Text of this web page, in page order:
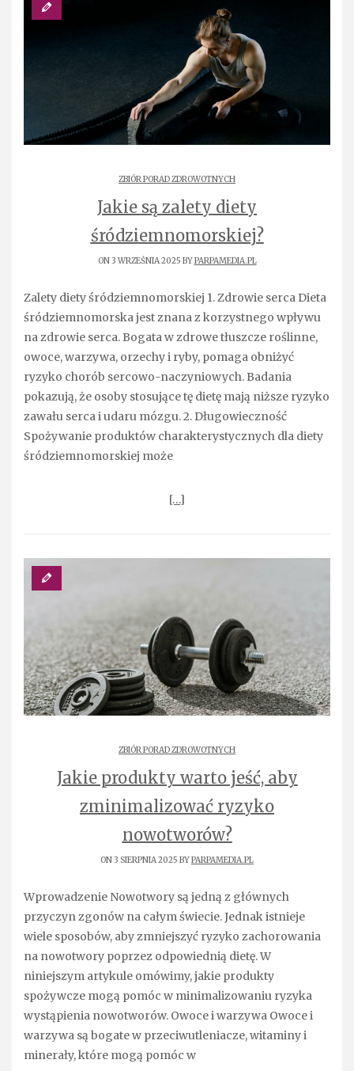
ZBIÓR PORAD ZDROWOTNYCH
Jakie są zalety diety
śródziemnomorskiej?
ON 3 WRZEŚNIA 2025 BYPARPAMEDIA.PL
Zalety diety śródziemnomorskiej 1. Zdrowie serca Dieta
śródziemnomorska jest znana z korzystnego wpływu
na zdrowie serca. Bogata w zdrowe tłuszcze roślinne,
owoce, warzywa, orzechy i ryby, pomaga obniżyć
ryzyko chorób sercowo-naczyniowych. Badania
pokazują, że osoby stosujące tę dietę mają niższe ryzyko
zawału serca i udaru mózgu. 2. Długowieczność
Spożywanie produktów charakterystycznych dla diety
śródziemnomorskiej może
[…]
ZBIÓR PORAD ZDROWOTNYCH
Jakie produkty warto jeść, aby
zminimalizować ryzyko
nowotworów?
ON 3 SIERPNIA 2025 BYPARPAMEDIA.PL
Wprowadzenie Nowotwory są jedną z głównych
przyczyn zgonów na całym świecie. Jednak istnieje
wiele sposobów, aby zmniejszyć ryzyko zachorowania
na nowotwory poprzez odpowiednią dietę. W
niniejszym artykule omówimy, jakie produkty
spożywcze mogą pomóc w minimalizowaniu ryzyka
wystąpienia nowotworów. Owoce i warzywa Owoce i
warzywa są bogate w przeciwutleniacze, witaminy i
minerały, które mogą pomóc w